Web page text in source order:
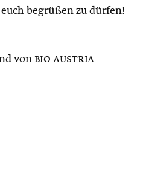
begrüßen zu dürfen!
von bio austria